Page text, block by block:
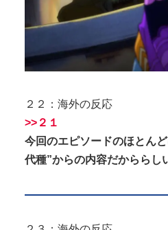
２２：海外の反応
>>２１
今回のエピソードのほとん
代種”からの内容だかららし